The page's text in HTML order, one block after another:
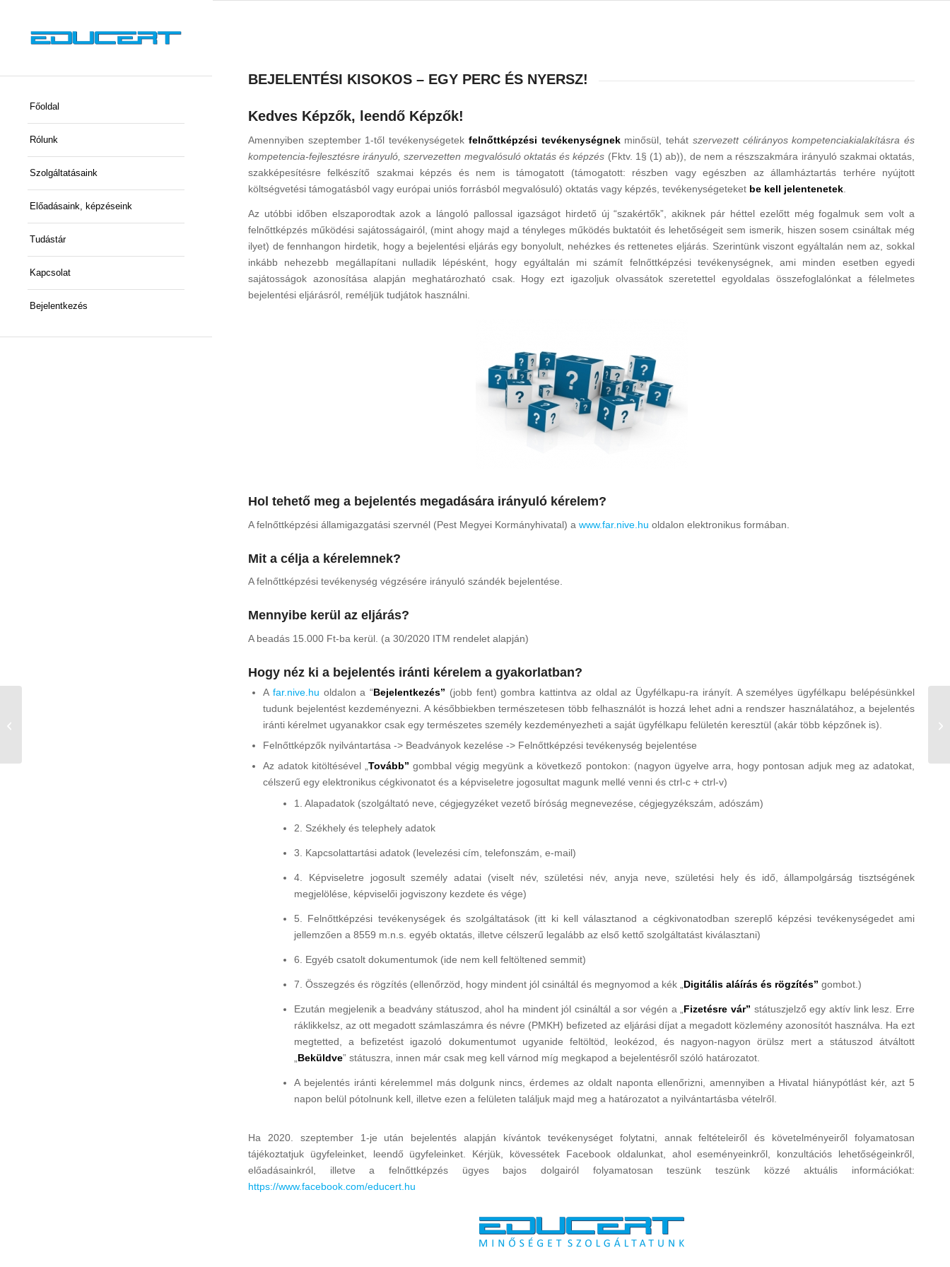
Főoldal
Rólunk
Szolgáltatásaink
Előadásaink, képzéseink
Tudástár
Kapcsolat
Bejelentkezés
BEJELENTÉSI KISOKOS – EGY PERC ÉS NYERSZ!
Kedves Képzők, leendő Képzők!
Amennyiben szeptember 1-től tevékenységetek felnőttképzési tevékenységnekminősül, tehát szervezett célirányos kompetenciakialakításra és
kompetencia-fejlesztésre irányuló, szervezetten megvalósuló oktatás és képzés (Fktv. 1§ (1) ab)), de nem a részszakmára irányuló szakmai oktatás,
szakképesítésre felkészítő szakmai képzés és nem is támogatott (támogatott: részben vagy egészben az államháztartás terhére nyújtott
költségvetési támogatásból vagy európai uniós forrásból megvalósuló) oktatás vagy képzés, tevékenységeteket be kell jelentenetek
Az utóbbi időben elszaporodtak azok a lángoló pallossal igazságot hirdető új “szakértők”, akiknek pár héttel ezelőtt még fogalmuk sem volt a
felnőttképzés működési sajátosságairól, (mint ahogy majd a tényleges működés buktatóit és lehetőségeit sem ismerik, hiszen sosem csináltak még
ilyet) de fennhangon hirdetik, hogy a bejelentési eljárás egy bonyolult, nehézkes és rettenetes eljárás. Szerintünk viszont egyáltalán nem az, sokkal
inkább nehezebb megállapítani nulladik lépésként, hogy egyáltalán mi számít felnőttképzési tevékenységnek, ami minden esetben egyedi
sajátosságok azonosítása alapján meghatározható csak. Hogy ezt igazoljuk olvassátok szeretettel egyoldalas összefoglalónkat a félelmetes
bejelentési eljárásról, reméljük tudjátok használni.
Hol tehető meg a bejelentés megadására irányuló kérelem?
A felnőttképzési államigazgatási szervnél (Pest Megyei Kormányhivatal) a www.far.nive.hu oldalon elektronikus formában.
Mit a célja a kérelemnek?
A felnőttképzési tevékenység végzésére irányuló szándék bejelentése.
Mennyibe kerül az eljárás?
A beadás 15.000 Ft-ba kerül. (a 30/2020 ITM rendelet alapján)
Hogy néz ki a bejelentés iránti kérelem a gyakorlatban?
A far.nive.hu oldalon a “Bejelentkezés” (jobb fent) gombra kattintva az oldal az Ügyfélkapu-ra irányít. A személyes ügyfélkapu belépésünkkel
tudunk bejelentést kezdeményezni. A későbbiekben természetesen több felhasználót is hozzá lehet adni a rendszer használatához, a bejelentés
iránti kérelmet ugyanakkor csak egy természetes személy kezdeményezheti a saját ügyfélkapu felületén keresztül (akár több képzőnek is).
Felnőttképzők nyilvántartása -> Beadványok kezelése -> Felnőttképzési tevékenység bejelentése
Az adatok kitöltésével „Tovább” gombbal végig megyünk a következő pontokon: (nagyon ügyelve arra, hogy pontosan adjuk meg az adatokat,
célszerű egy elektronikus cégkivonatot és a képviseletre jogosultat magunk mellé venni és ctrl-c + ctrl-v)
1. Alapadatok (szolgáltató neve, cégjegyzéket vezető bíróság megnevezése, cégjegyzékszám, adószám)
2. Székhely és telephely adatok
3. Kapcsolattartási adatok (levelezési cím, telefonszám, e-mail)
4. Képviseletre jogosult személy adatai (viselt név, születési név, anyja neve, születési hely és idő, állampolgárság tisztségének
megjelölése, képviselői jogviszony kezdete és vége)
5. Felnőttképzési tevékenységek és szolgáltatások (itt ki kell választanod a cégkivonatodban szereplő képzési tevékenységedet ami
jellemzően a 8559 m.n.s. egyéb oktatás, illetve célszerű legalább az első kettő szolgáltatást kiválasztani)
6. Egyéb csatolt dokumentumok (ide nem kell feltöltened semmit)
7. Összegzés és rögzítés (ellenőrzöd, hogy mindent jól csináltál és megnyomod a kék „Digitális aláírás és rögzítés” gombot.)
Ezután megjelenik a beadvány státuszod, ahol ha mindent jól csináltál a sor végén a „Fizetésre vár” státuszjelző egy aktív link lesz. Erre
ráklikkelsz, az ott megadott számlaszámra és névre (PMKH) befizeted az eljárási díjat a megadott közlemény azonosítót használva. Ha ezt
megtetted, a befizetést igazoló dokumentumot ugyanide feltöltöd, leokézod, és nagyon-nagyon örülsz mert a státuszod átváltott
„Beküldve” státuszra, innen már csak meg kell várnod míg megkapod a bejelentésről szóló határozatot.
A bejelentés iránti kérelemmel más dolgunk nincs, érdemes az oldalt naponta ellenőrizni, amennyiben a Hivatal hiánypótlást kér, azt 5
napon belül pótolnunk kell, illetve ezen a felületen találjuk majd meg a határozatot a nyilvántartásba vételről.
Ha 2020. szeptember 1-je után bejelentés alapján kívántok tevékenységet folytatni, annak feltételeiről és követelményeiről folyamatosan
tájékoztatjuk ügyfeleinket, leendő ügyfeleinket. Kérjük, kövessétek Facebook oldalunkat, ahol eseményeinkről, konzultációs lehetőségeinkről,
előadásainkról, illetve a felnőttképzés ügyes bajos dolgairól folyamatosan teszünk teszünk közzé aktuális információkat:
https://www.facebook.com/educert.hu